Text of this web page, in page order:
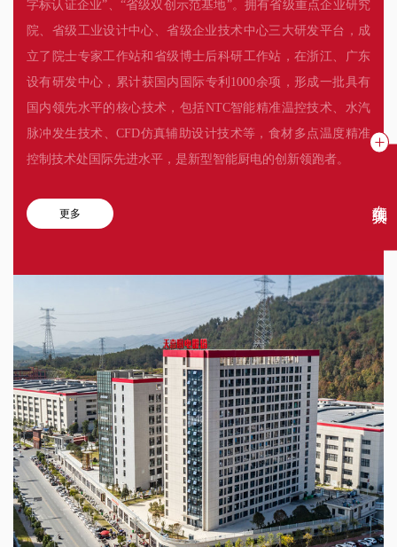
字标认证企业”、“省级双创示范基地”。拥有省级重点企业研究
院、省级工业设计中心、省级企业技术中心三大研发平台，成
立了院士专家工作站和省级博士后科研工作站，在浙江、广东
设有研发中心，累计获国内国际专利1000余项，形成一批具有
国内领先水平的核心技术，包括NTC智能精准温控技术、水汽
脉冲发生技术、CFD仿真辅助设计技术等，食材多点温度精准
控制技术处国际先进水平，是新型智能厨电的创新领跑者。
更多